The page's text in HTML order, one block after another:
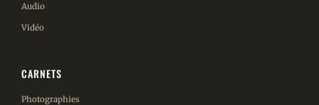
Audio
Vidéo
CARNETS
Photographies